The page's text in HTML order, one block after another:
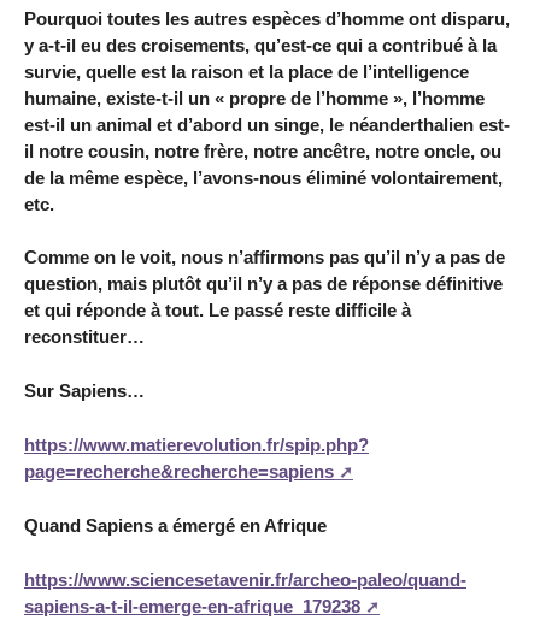
Pourquoi toutes les autres espèces d’homme ont disparu,
y a-t-il eu des croisements, qu’est-ce qui a contribué à la
survie, quelle est la raison et la place de l’intelligence
humaine, existe-t-il un « propre de l’homme », l’homme
est-il un animal et d’abord un singe, le néanderthalien est-
il notre cousin, notre frère, notre ancêtre, notre oncle, ou
de la même espèce, l’avons-nous éliminé volontairement,
etc.
Comme on le voit, nous n’affirmons pas qu’il n’y a pas de
question, mais plutôt qu’il n’y a pas de réponse définitive
et qui réponde à tout. Le passé reste difficile à
reconstituer…
Sur Sapiens…
https://www.matierevolution.fr/spip.php?
page=recherche&recherche=sapiens
Quand Sapiens a émergé en Afrique
https://www.sciencesetavenir.fr/archeo-paleo/quand-
sapiens-a-t-il-emerge-en-afrique_179238